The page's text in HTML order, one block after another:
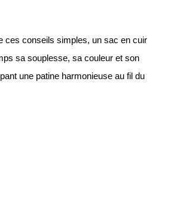
ces conseils simples, un sac en cuir
sa souplesse, sa couleur et son
une patine harmonieuse au fil du